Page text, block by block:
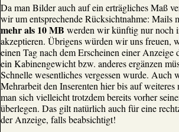
Da man Bilder auch auf ein erträgliches Maß
wir um entsprechende Rücksichtnahme: Mails
mehr als 10 MB werden wir künftig nur noch
akzeptieren. Übrigens würden wir uns freuen,
einen Tag nach dem Erscheinen einer Anzeige
ein Kabinengewicht bzw. anderes ergänzen
Schnelle wesentliches vergessen wurde. Auch
Mehrarbeit den Inserenten hier bis auf weiteres
man sich vielleicht trotzdem bereits vorher
überlegen. Das gilt natürlich auch für eine
der Anzeige, falls beabsichtigt!